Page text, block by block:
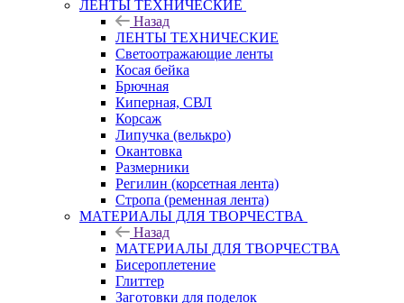
ЛЕНТЫ ТЕХНИЧЕСКИЕ
Назад
ЛЕНТЫ ТЕХНИЧЕСКИЕ
Светоотражающие ленты
Косая бейка
Брючная
Киперная, СВЛ
Корсаж
Липучка (велькро)
Окантовка
Размерники
Регилин (корсетная лента)
Стропа (ременная лента)
МАТЕРИАЛЫ ДЛЯ ТВОРЧЕСТВА
Назад
МАТЕРИАЛЫ ДЛЯ ТВОРЧЕСТВА
Бисероплетение
Глиттер
Заготовки для поделок